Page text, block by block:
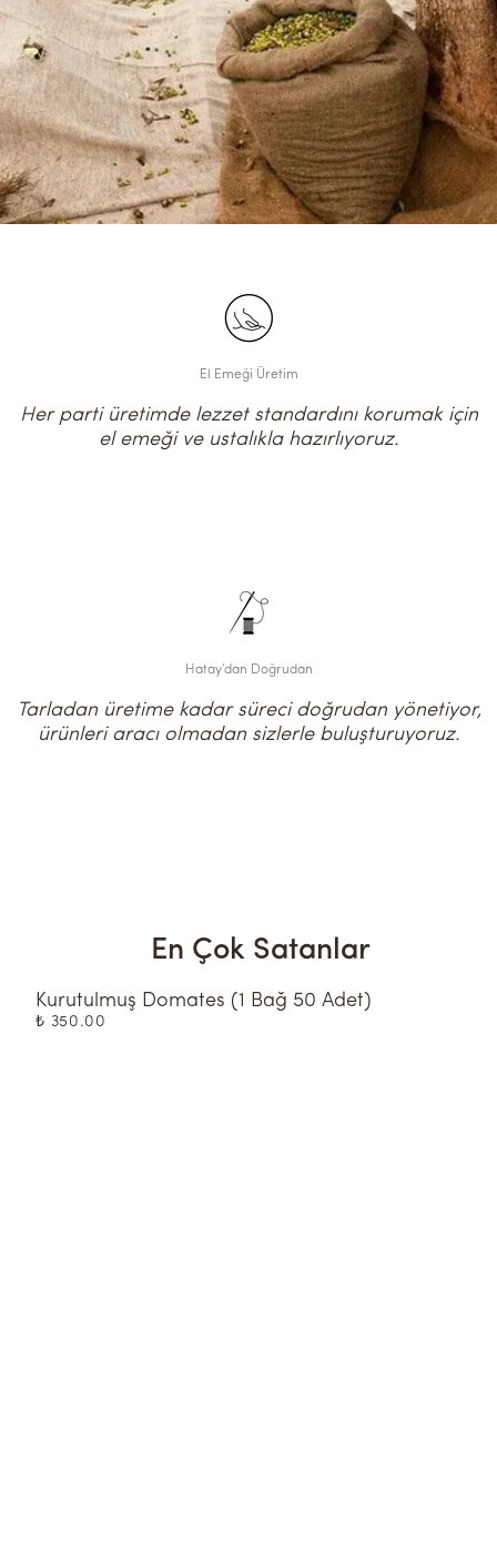
El Emeği Üretim
Her parti üretimde lezzet standardını korumak için
el emeği ve ustalıkla hazırlıyoruz.
Hatay’dan Doğrudan
Tarladan üretime kadar süreci doğrudan yönetiyor,
ürünleri aracı olmadan sizlerle buluşturuyoruz.
En Çok Satanlar
Kurutulmuş Domates (1 Bağ 50 Adet)
₺ 350.00